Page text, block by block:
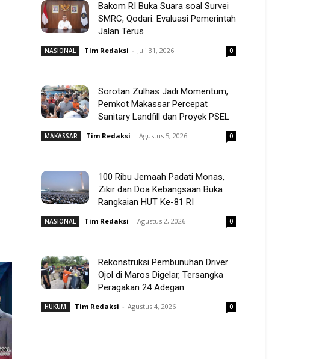
Bakom RI Buka Suara soal Survei
SMRC, Qodari: Evaluasi Pemerintah
Jalan Terus
NASIONAL Tim Redaksi - Juli 31, 2026 0
Sorotan Zulhas Jadi Momentum,
Pemkot Makassar Percepat
Sanitary Landfill dan Proyek PSEL
MAKASSAR Tim Redaksi - Agustus 5, 2026 0
100 Ribu Jemaah Padati Monas,
Zikir dan Doa Kebangsaan Buka
Rangkaian HUT Ke-81 RI
NASIONAL Tim Redaksi - Agustus 2, 2026 0
Rekonstruksi Pembunuhan Driver
Ojol di Maros Digelar, Tersangka
Peragakan 24 Adegan
HUKUM Tim Redaksi - Agustus 4, 2026 0